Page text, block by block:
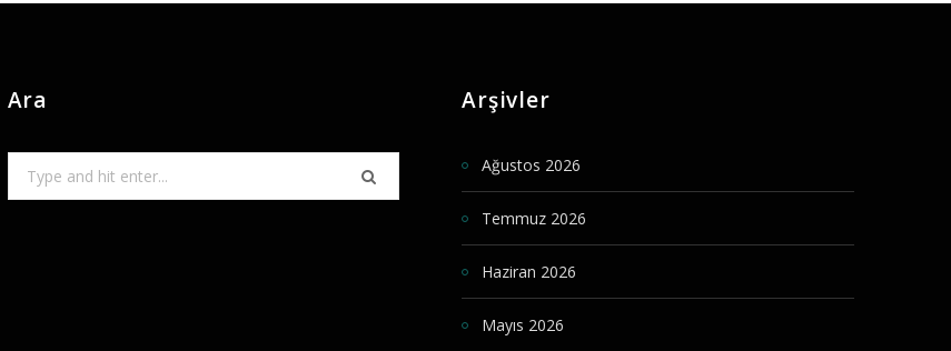
Ara
for:
Arşivler
Ağustos 2026
Temmuz 2026
Haziran 2026
Mayıs 2026